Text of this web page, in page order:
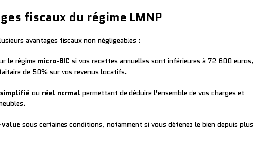
fiscaux du régime LMNP
avantages fiscaux non négligeables :
le régime micro-BIC si vos recettes annuelles sont inférieures à 72 600 euros,
de 50% sur vos revenus locatifs.
ou réel normal permettant de déduire l’ensemble de vos charges et
sous certaines conditions, notamment si vous détenez le bien depuis plus